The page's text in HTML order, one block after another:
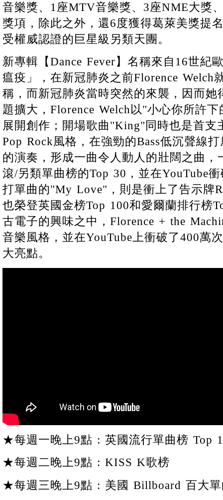
音樂獎、1座MTV音樂獎、3座NME大獎
獎項，除此之外，還6度獲得葛萊美獎提
受權威認證的巨星級另類天團。
新專輯【Dance Fever】名稱來自16世紀
瘟疫」，在新冠肺炎之前Florence Welch
稱，而新冠肺炎當時突然的來襲，因而她
題擴大，Florence Welch以"小心你所許
展開創作；開場歌曲"King"同時也是首支
Pop Rock風格，在強勁的Bass低沉聲線
的演奏，形成一曲令人動人的壯闊之曲
滾/另類單曲榜的Top 30，並在YouTube
打單曲的"My Love"，則是衝上了告示牌
也榮登英國金榜Top 100和愛爾蘭排行榜
古電子的興味之中，Florence + the
音樂風格，並在YouTube上衝破了400萬
大亮點。
★每週一晚上9點 : 英國流行單曲榜 Top
★每週二晚上9點 : KISS K歌榜
★每週三晚上9點 : 美國 Billboard 百大